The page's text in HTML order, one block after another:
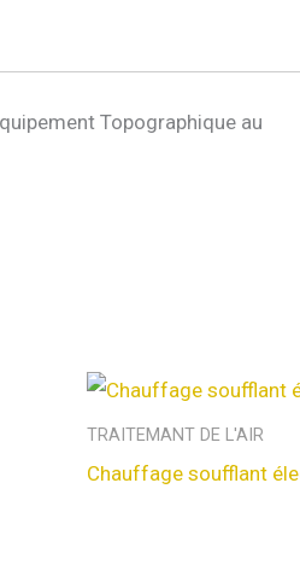
Topographique au
TRAITEMANT DE L'AIR
Chauffage soufflant